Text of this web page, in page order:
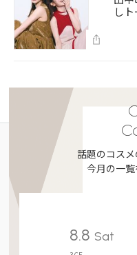
し
話題のコス
今月の一覧
8.8 Sat